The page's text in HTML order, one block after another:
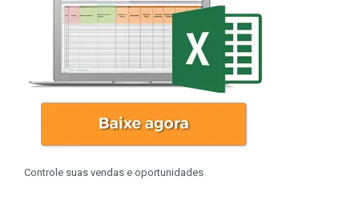
Controle suas vendas e oportunidades